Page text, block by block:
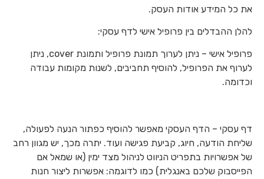
את כל המידע אודות העסק.
להלן ההבדלים בין פרופיל אישי לדף עסקי:
פרופיל אישי – ניתן לערוך תמונת פרופיל ותמונת cover, ניתן
לערוף את הפרופיל, להוסיף תחביבים, לשנות מקומות עבודה
וכדומה.
דף עסקי – הדף העסקי מאפשר להוסיף כפתור הנעה לפעולה,
שליחת הודעה, חיוג, קביעת פגישה ועוד. יתרה מכך, יש מגוון רחב
של אפשרויות בתפריט הניווט לניהול מצד ימין (או שמאל אם
הפייסבוק שלכם באנגלית) כמו לדוגמה: אפשרות ליצור חנות